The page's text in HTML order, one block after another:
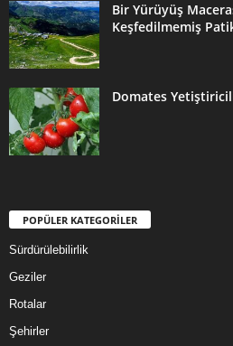
Bir Yürüyüş
Keşfedilmemiş
Domates
POPÜLER KATEGORİLER
Sürdürülebilirlik
Geziler
Rotalar
Şehirler